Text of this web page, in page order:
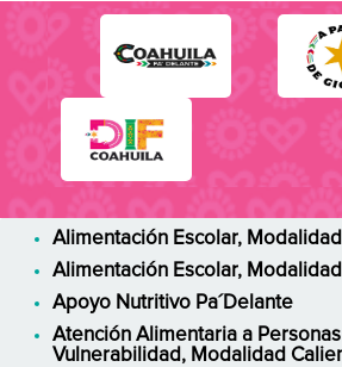
Alimentación Escolar,
Alimentación Escolar,
Apoyo Nutritivo Pa´Delante
Atención Alimentaria a
Vulnerabilidad, Modalidad